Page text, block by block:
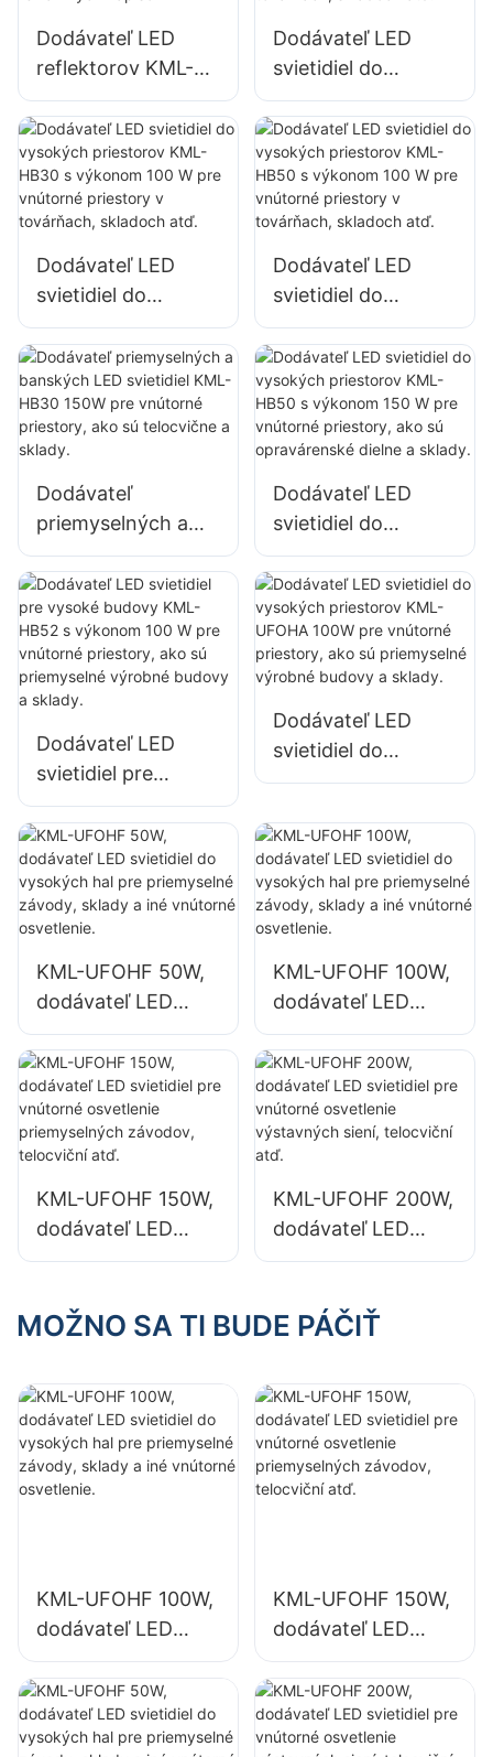
Dodávateľ LED
reflektorov KML-
FL2C s výkonom
100 W pre
vonkajšie billboardy
a osvetlenie
veľkých
nápisov
Dodávateľ LED
svietidiel do
vysokých
priestorov KML-
HB40 s výkonom
100 W pre vnútorné
priestory v
skladoch atď.
Dodávateľ LED
svietidiel do
vysokých
priestorov KML-
HB30 s výkonom
100 W pre vnútorné
priestory v
skladoch atď.
Dodávateľ LED
svietidiel do
vysokých
priestorov KML-
HB50 s výkonom
100 W pre vnútorné
priestory v
skladoch atď.
Dodávateľ
priemyselných a
banských LED
svietidiel KML-
HB30 150W pre
vnútorné priestory,
ako sú telocvične a
sklady.
Dodávateľ LED
svietidiel do
vysokých
priestorov KML-
HB50 s výkonom
150 W pre vnútorné
priestory, ako sú
dielne a sklady.
Dodávateľ LED
svietidiel pre
vysoké budovy
KML-HB52 s
výkonom 100 W
pre vnútorné
priestory, ako sú
výrobné budovy a
sklady.
Dodávateľ LED
svietidiel do
vysokých
UFOHA 100W pre
vnútorné priestory,
ako sú priemyselné
výrobné budovy a
sklady.
KML-UFOHF 50W,
dodávateľ LED
svietidiel do
vysokých hal pre
priemyselné
závody, sklady a
iné vnútorné
KML-UFOHF 100W,
dodávateľ LED
svietidiel do
vysokých hal pre
priemyselné
závody, sklady a
iné vnútorné
KML-UFOHF 150W,
dodávateľ LED
svietidiel pre
osvetlenie
závodov, telocviční
atď.
KML-UFOHF 200W,
dodávateľ LED
svietidiel pre
osvetlenie
telocviční atď.
MOŽNO SA TI BUDE PÁČIŤ
KML-UFOHF 100W,
dodávateľ LED
svietidiel do
vysokých hal pre
priemyselné
závody, sklady a
KML-UFOHF 150W,
dodávateľ LED
svietidiel pre
vnútorné
osvetlenie
priemyselných